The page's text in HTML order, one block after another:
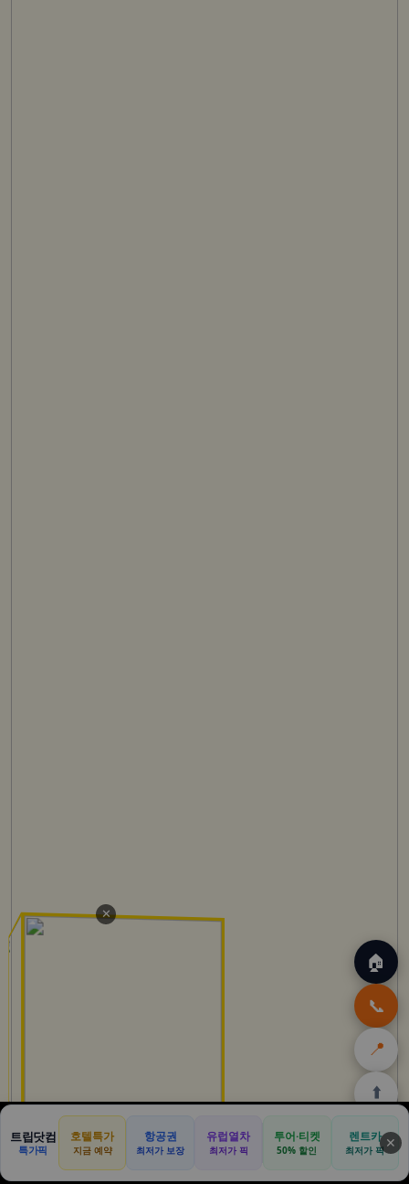
🏠
📞
📍
⬆️
🏠
홈
닷컴
🛡️ 🛒
테무
🎁
아마존
할인
✕
트립닷컴
특가픽
호텔특가
지금 예약
항공권
최저가 보장
유럽열차
최저가 픽
투어·티켓
50% 할인
렌트카
최저가 픽✕